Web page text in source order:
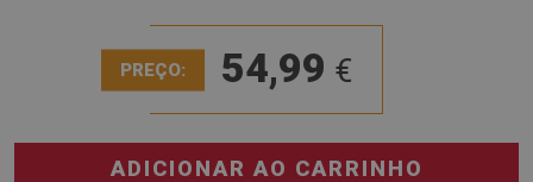
PREÇO: 54,99 €
ADICIONAR AO CARRINHO